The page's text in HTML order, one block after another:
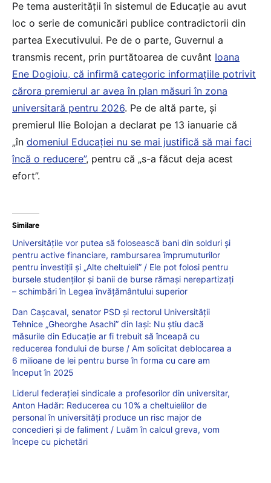
Pe tema austerității în sistemul de Educație au avut
loc o serie de comunicări publice contradictorii din
partea Executivului. Pe de o parte, Guvernul a
transmis recent, prin purtătoarea de cuvânt Ioana
Ene Dogioiu, că infirmă categoric informațiile potrivit
cărora premierul ar avea în plan măsuri în zona
universitară pentru 2026. Pe de altă parte, și
premierul Ilie Bolojan a declarat pe 13 ianuarie că
„în domeniul Educației nu se mai justifică să mai faci
încă o reducere”, pentru că „s-a făcut deja acest
efort”.
Similare
Universitățile vor putea să folosească bani din solduri și
pentru active financiare, rambursarea împrumuturilor
pentru investiții și „Alte cheltuieli” / Ele pot folosi pentru
bursele studenților și banii de burse rămași nerepartizați
– schimbări în Legea învățământului superior
Dan Cașcaval, senator PSD și rectorul Universității
Tehnice „Gheorghe Asachi” din Iași: Nu știu dacă
măsurile din Educație ar fi trebuit să înceapă cu
reducerea fondului de burse / Am solicitat deblocarea a
6 milioane de lei pentru burse în forma cu care am
început în 2025
Liderul federației sindicale a profesorilor din universitar,
Anton Hadăr: Reducerea cu 10% a cheltuielilor de
personal în universități produce un risc major de
concedieri și de faliment / Luăm în calcul greva, vom
începe cu pichetări